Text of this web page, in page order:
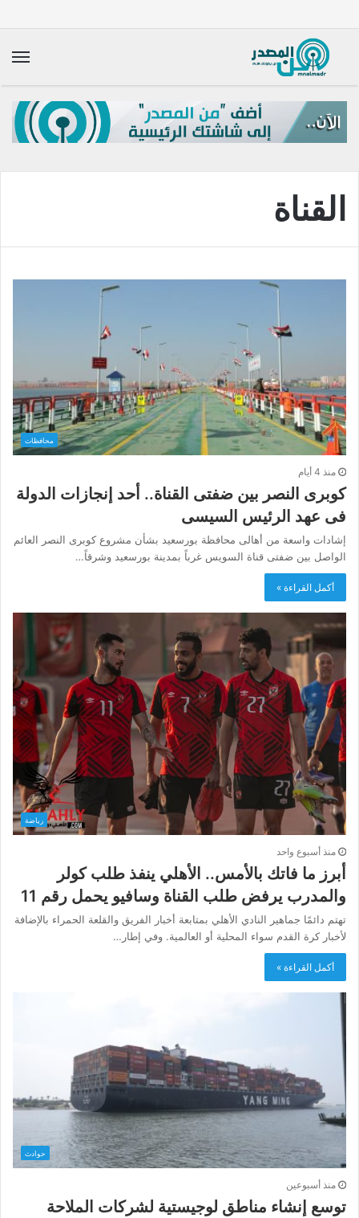
القناة
محافظات
منذ 4 أيام
كوبرى النصر بين ضفتى القناة.. أحد إنجازات الدولة
فى عهد الرئيس السيسى
إشادات واسعة من أهالى محافظة بورسعيد بشأن مشروع كوبرى النصر العائم
الواصل بين ضفتى قناة السويس غرباً بمدينة بورسعيد وشرقاً…
أكمل القراءة »
رياضة
منذ أسبوع واحد
أبرز ما فاتك بالأمس.. الأهلي ينفذ طلب كولر
والمدرب يرفض طلب القناة وسافيو يحمل رقم 11
تهتم دائمًا جماهير النادي الأهلي بمتابعة أخبار الفريق والقلعة الحمراء بالإضافة
لأخبار كرة القدم سواء المحلية أو العالمية. وفي إطار…
أكمل القراءة »
حوادث
منذ أسبوعين
توسع إنشاء مناطق لوجيستية لشركات الملاحة